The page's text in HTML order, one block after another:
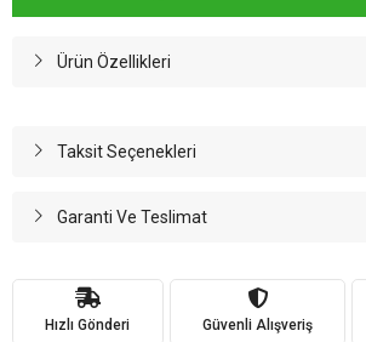
Ürün Özellikleri
Taksit Seçenekleri
Garanti Ve Teslimat
Hızlı Gönderi Güvenli Alışveriş